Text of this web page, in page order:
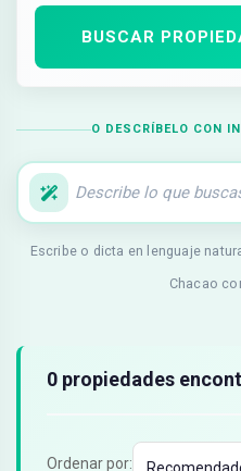
BUSCAR
O DESCRÍBELO CON
Escribe o dicta en lenguaje
Chacao
Resultados de
0 propiedades
Ordenar por: